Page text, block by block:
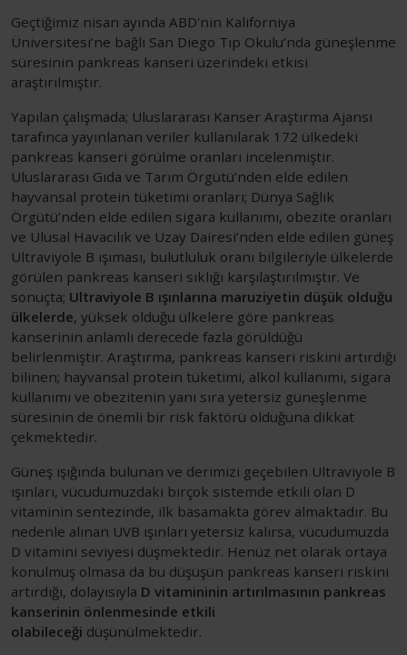
Geçtiğimiz nisan ayında ABD'nin Kaliforniya
Üniversitesi’ne bağlı San Diego Tıp Okulu’nda güneşlenme
süresinin pankreas kanseri üzerindeki etkisi
araştırılmıştır.
Yapılan çalışmada; Uluslararası Kanser Araştırma Ajansı
tarafınca yayınlanan veriler kullanılarak 172 ülkedeki
pankreas kanseri görülme oranları incelenmiştir.
Uluslararası Gıda ve Tarım Örgütü’nden elde edilen
hayvansal protein tüketimi oranları; Dünya Sağlık
Örgütü’nden elde edilen sigara kullanımı, obezite oranları
ve Ulusal Havacılık ve Uzay Dairesi’nden elde edilen güneş
Ultraviyole B ışıması, bulutluluk oranı bilgileriyle ülkelerde
görülen pankreas kanseri sıklığı karşılaştırılmıştır. Ve
sonuçta; Ultraviyole B ışınlarına maruziyetin düşük olduğu
ülkelerde, yüksek olduğu ülkelere göre pankreas
kanserinin anlamlı derecede fazla görüldüğü
belirlenmiştir. Araştırma, pankreas kanseri riskini artırdığı
bilinen; hayvansal protein tüketimi, alkol kullanımı, sigara
kullanımı ve obezitenin yanı sıra yetersiz güneşlenme
süresinin de önemli bir risk faktörü olduğuna dikkat
çekmektedir.
Güneş ışığında bulunan ve derimizi geçebilen Ultraviyole B
ışınları, vücudumuzdaki birçok sistemde etkili olan D
vitaminin sentezinde, ilk basamakta görev almaktadır. Bu
nedenle alınan UVB ışınları yetersiz kalırsa, vücudumuzda
D vitamini seviyesi düşmektedir. Henüz net olarak ortaya
konulmuş olmasa da bu düşüşün pankreas kanseri riskini
artırdığı, dolayısıyla D vitamininin artırılmasının pankreas
kanserinin önlenmesinde etkili
olabileceği düşünülmektedir.